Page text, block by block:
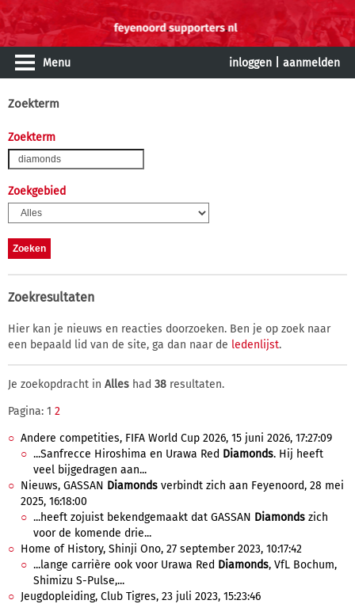
Menu inloggen aanmelden
Zoekterm
Zoekterm
Zoekgebied
Zoekresultaten
Hier kan je nieuws en reacties doorzoeken. Ben je op zoek naar
een bepaald lid van de site, ga dan naar de ledenlijst.
Je zoekopdracht in Alles had 38 resultaten.
Pagina: 1 2
Andere competities, FIFA World Cup 2026, 15 juni 2026, 17:27:09
...Sanfrecce Hiroshima en Urawa Red Diamonds. Hij heeft
veel bijgedragen aan...
Nieuws, GASSAN Diamonds verbindt zich aan Feyenoord, 28 mei
2025, 16:18:00
...heeft zojuist bekendgemaakt dat GASSAN Diamonds zich
voor de komende drie...
Home of History, Shinji Ono, 27 september 2023, 10:17:42
...lange carrière ook voor Urawa Red Diamonds, VfL Bochum,
Shimizu S-Pulse,...
Jeugdopleiding, Club Tigres, 23 juli 2023, 15:23:46